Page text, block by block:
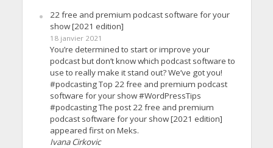
22 free and premium podcast software for your
show [2021 edition]
18 janvier 2021
You’re determined to start or improve your
podcast but don’t know which podcast software to
use to really make it stand out? We’ve got you!
#podcasting Top 22 free and premium podcast
software for your show #WordPressTips
#podcasting The post 22 free and premium
podcast software for your show [2021 edition]
appeared first on Meks.
Ivana Cirkovic